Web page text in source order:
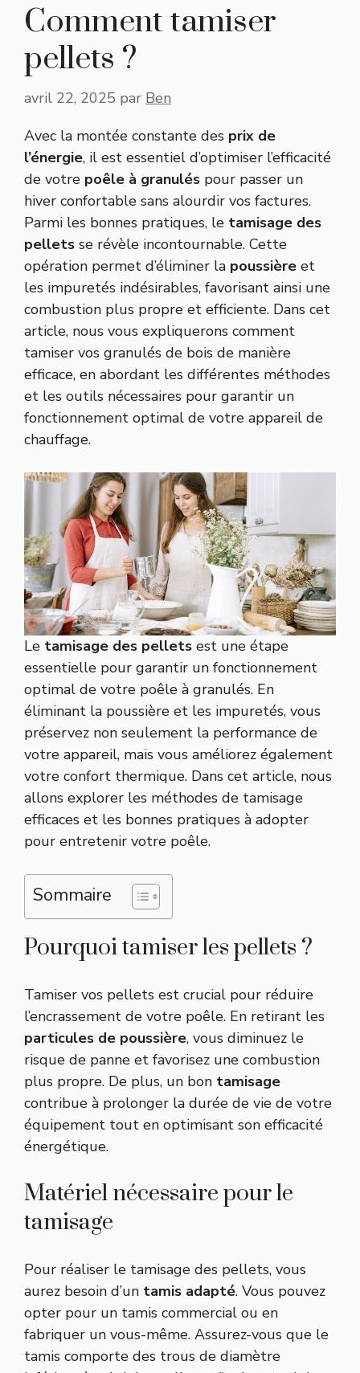
Comment tamiser
pellets ?
avril 22, 2025 par Ben
Avec la montée constante des prix de
l’énergie, il est essentiel d’optimiser l’efficacité
de votre poêle à granulés pour passer un
hiver confortable sans alourdir vos factures.
Parmi les bonnes pratiques, le tamisage des
pellets se révèle incontournable. Cette
opération permet d’éliminer la poussière et
les impuretés indésirables, favorisant ainsi une
combustion plus propre et efficiente. Dans cet
article, nous vous expliquerons comment
tamiser vos granulés de bois de manière
efficace, en abordant les différentes méthodes
et les outils nécessaires pour garantir un
fonctionnement optimal de votre appareil de
chauffage.
Le tamisage des pellets est une étape
essentielle pour garantir un fonctionnement
optimal de votre poêle à granulés. En
éliminant la poussière et les impuretés, vous
préservez non seulement la performance de
votre appareil, mais vous améliorez également
votre confort thermique. Dans cet article, nous
allons explorer les méthodes de tamisage
efficaces et les bonnes pratiques à adopter
pour entretenir votre poêle.
Sommaire
Pourquoi tamiser les pellets ?
Tamiser vos pellets est crucial pour réduire
l’encrassement de votre poêle. En retirant les
particules de poussière, vous diminuez le
risque de panne et favorisez une combustion
plus propre. De plus, un bon tamisage
contribue à prolonger la durée de vie de votre
équipement tout en optimisant son efficacité
énergétique.
Matériel nécessaire pour le
tamisage
Pour réaliser le tamisage des pellets, vous
aurez besoin d’un tamis adapté. Vous pouvez
opter pour un tamis commercial ou en
fabriquer un vous-même. Assurez-vous que le
tamis comporte des trous de diamètre